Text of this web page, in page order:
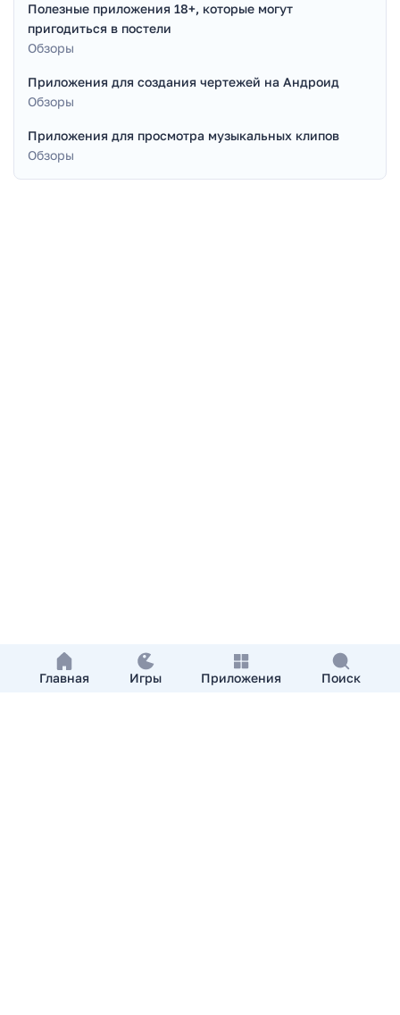
Главная Игры Приложения Поиск
Полезные приложения 18+, которые могут
пригодиться в постели
Обзоры
Приложения для создания чертежей на Андроид
Обзоры
Приложения для просмотра музыкальных клипов
Обзоры